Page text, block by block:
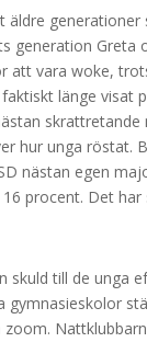
äldre
generation Greta
att vara woke,
länge visat
skrattretande
hur unga röstat.
nästan egen
procent. Det har
skuld till de unga
gymnasieskolor